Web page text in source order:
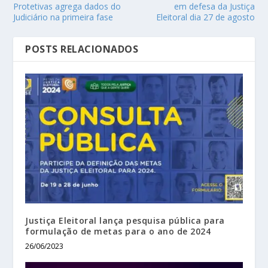
Protetivas agrega dados do
Judiciário na primeira fase
em defesa da Justiça
Eleitoral dia 27 de agosto
POSTS RELACIONADOS
Justiça Eleitoral lança pesquisa pública para
formulação de metas para o ano de 2024
26/06/2023